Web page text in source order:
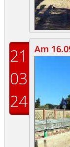
21
03
24
Am